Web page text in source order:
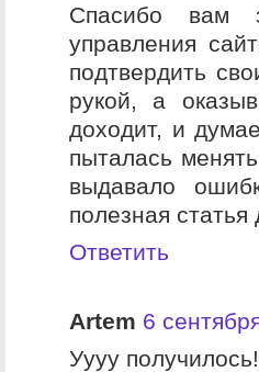
Спасибо вам
управления
подтвердить
рукой, а
доходит, и
пыталась
выдавало
полезная
Ответить
Artem 6
Уууу